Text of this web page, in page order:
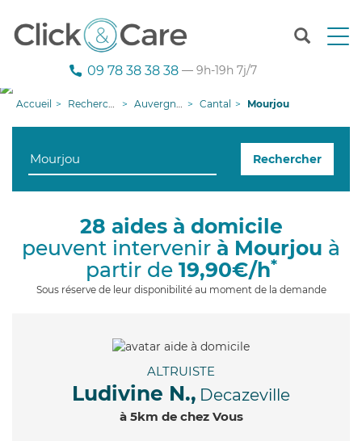
T
n
g
i
09 78 38 38 38 — 9h-19h 7j/7
Accueil Recherche aide à domicile Auvergne-Rhône-Alpes Cantal Mourjou
Rechercher
28 aides à domicile
peuvent intervenir à Mourjou à
partir de 19,90€/h*
Sous réserve de leur disponibilité au moment de la demande
ALTRUISTE
Ludivine N., Decazeville
à 5km de chez Vous